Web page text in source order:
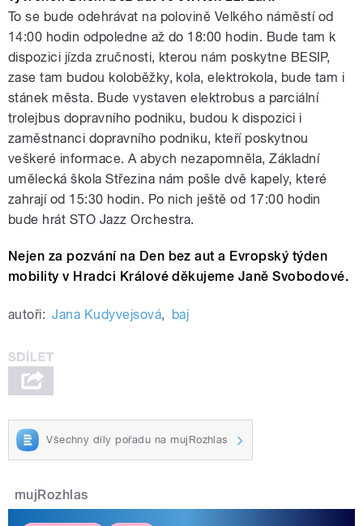
To se bude odehrávat na polovině Velkého náměstí od
14:00 hodin odpoledne až do 18:00 hodin. Bude tam k
dispozici jízda zručnosti, kterou nám poskytne BESIP,
zase tam budou koloběžky, kola, elektrokola, bude tam i
stánek města. Bude vystaven elektrobus a parciální
trolejbus dopravního podniku, budou k dispozici i
zaměstnanci dopravního podniku, kteří poskytnou
veškeré informace. A abych nezapomněla, Základní
umělecká škola Střezina nám pošle dvě kapely, které
zahrají od 15:30 hodin. Po nich ještě od 17:00 hodin
bude hrát STO Jazz Orchestra.
Nejen za pozvání na Den bez aut a Evropský týden
mobility v Hradci Králové děkujeme Janě Svobodové.
autoři: Jana Kudyvejsová, baj
Všechny díly pořadu na mujRozhlas
mujRozhlas